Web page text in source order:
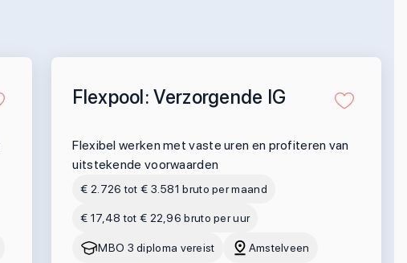
Flexpool: Verzorgende IG
Flexibel werken met vaste uren en profiteren van
uitstekende voorwaarden
€ 2.726 tot € 3.581 bruto per maand
€ 17,48 tot € 22,96 bruto per uur
MBO 3 diploma vereist Amstelveen